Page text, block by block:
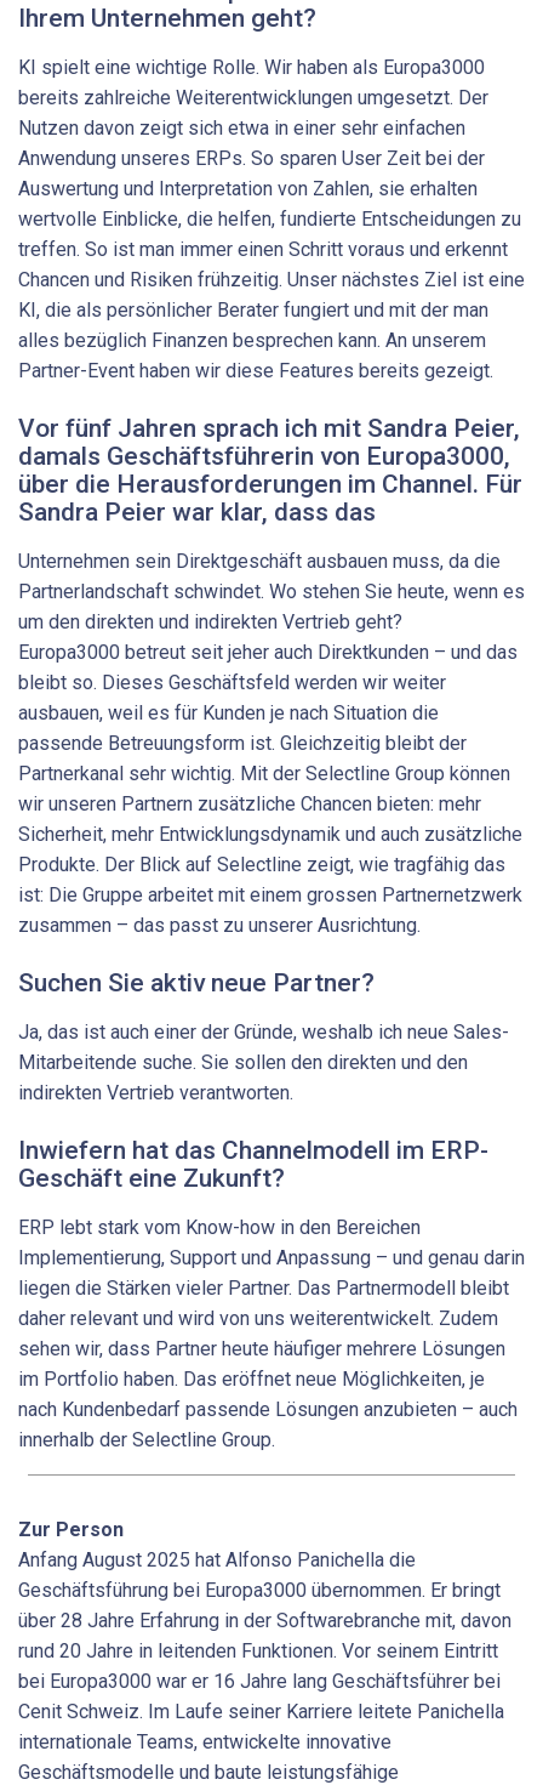
Ihrem Unternehmen geht?
KI spielt eine wichtige Rolle. Wir haben als Europa3000
bereits zahlreiche Weiterentwicklungen umgesetzt. Der
Nutzen davon zeigt sich etwa in einer sehr einfachen
Anwendung unseres ERPs. So sparen User Zeit bei der
Auswertung und Interpretation von Zahlen, sie erhalten
wertvolle Einblicke, die helfen, fundierte Entscheidungen zu
treffen. So ist man immer einen Schritt voraus und erkennt
Chancen und Risiken frühzeitig. Unser nächstes Ziel ist eine
KI, die als persönlicher Berater fungiert und mit der man
alles bezüglich Finanzen besprechen kann. An unserem
Partner-Event haben wir diese Features bereits gezeigt.
Vor fünf Jahren sprach ich mit Sandra Peier,
damals Geschäftsführerin von Europa3000,
über die Herausforderungen im Channel. Für
Sandra Peier war klar, dass das
Unternehmen sein Direktgeschäft ausbauen muss, da die
Partnerlandschaft schwindet. Wo stehen Sie heute, wenn es
um den direkten und indirekten Vertrieb geht?
Europa3000 betreut seit jeher auch Direktkunden – und das
bleibt so. Dieses Geschäftsfeld werden wir weiter
ausbauen, weil es für Kunden je nach Situation die
passende Betreuungsform ist. Gleichzeitig bleibt der
Partnerkanal sehr wichtig. Mit der Selectline Group können
wir unseren Partnern zusätzliche Chancen bieten: mehr
Sicherheit, mehr Entwicklungsdynamik und auch zusätzliche
Produkte. Der Blick auf Selectline zeigt, wie tragfähig das
ist: Die Gruppe arbeitet mit einem grossen Partnernetzwerk
zusammen – das passt zu unserer Ausrichtung.
Suchen Sie aktiv neue Partner?
Ja, das ist auch einer der Gründe, weshalb ich neue Sales-
Mitarbeitende suche. Sie sollen den direkten und den
indirekten Vertrieb verantworten.
Inwiefern hat das Channelmodell im ERP-
Geschäft eine ­Zukunft?
ERP lebt stark vom Know-how in den Bereichen
Implementierung, Support und Anpassung – und genau darin
liegen die Stärken vieler Partner. Das Partnermodell bleibt
daher relevant und wird von uns weiterentwickelt. Zudem
sehen wir, dass Partner heute häufiger mehrere Lösungen
im Portfolio haben. Das eröffnet neue Möglichkeiten, je
nach Kundenbedarf passende Lösungen anzubieten – auch
innerhalb der Selectline Group.
Zur Person
Anfang August 2025 hat ­Alfonso Panichella die
Geschäftsführung bei Europa3000 übernommen. Er bringt
über 28 Jahre Erfahrung in der Softwarebranche mit, davon
rund 20 Jahre in leitenden Funktionen. Vor seinem Eintritt
bei Europa3000 war er 16 Jahre lang Geschäftsführer bei
Cenit Schweiz. Im Laufe seiner Karriere leitete Panichella
internationale Teams, entwickelte innovative
Geschäftsmodelle und baute leistungsfähige